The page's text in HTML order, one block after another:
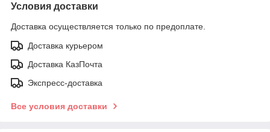
Условия доставки
Доставка осуществляется только по предоплате.
Доставка курьером
Доставка КазПочта
Экспресс-доставка
Все условия доставки